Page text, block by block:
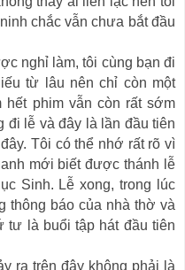
chắc vẫn chưa bắt đầu
nghỉ làm, tôi cùng bạn đi
từ lâu nên chỉ còn một
hết phim vẫn còn rất sớm
đi lễ và đây là lần đầu tiên
Tôi có thể nhớ rất rõ vì
mới biết được thánh lễ
Sinh. Lễ xong, trong lúc
thông báo của nhà thờ và
tư là buổi tập hát đầu tiên
ra trên đây không phải là